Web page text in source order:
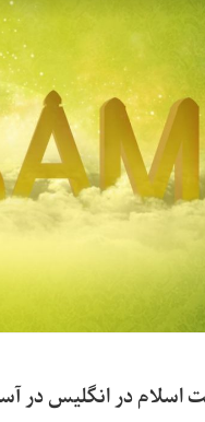
اسلام در انگلیس در